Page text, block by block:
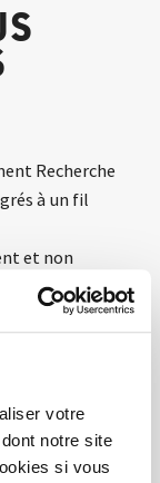
votre
notre site
si vous
Recherche
à un fil
et non
tissus
de 99,9%. Ils
l'équilibre